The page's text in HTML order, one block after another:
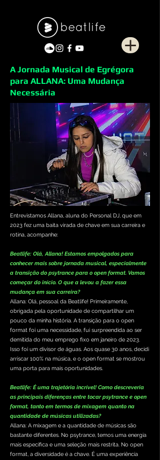
A Jornada Musical de Egrégora
para ALLANA: Uma Mudança
Necessária
Entrevistamos Allana, aluna do Personal DJ, que em
2023 fez uma baita virada de chave em sua carreira e
rotina, acompanhe:
Beatlife: Olá, Allana! Estamos empolgados para
conhecer mais sobre jornada musical, especialmente
a transição do psytrance para o open format. Vamos
começar do início. O que a levou a fazer essa
mudança em sua carreira?
Allana: Olá, pessoal da Beatlife! Primeiramente,
obrigada pela oportunidade de compartilhar um
pouco da minha história. A transição para o open
format foi uma necessidade, fui surpreendida ao ser
demitida do meu emprego fixo em janeiro de 2023.
Isso foi um divisor de águas. Aos quase 30 anos, decidi
arriscar 100% na música, e o open format se mostrou
uma porta para mais oportunidades.
Beatlife: É uma trajetória incrível! Como descreveria
as principais diferenças entre tocar psytrance e open
format, tanto em termos de mixagem quanto na
quantidade de músicas utilizadas?
Allana: A mixagem e a quantidade de músicas são
bastante diferentes. No psytrance, temos uma energia
mais específica e uma seleção mais restrita. No open
format, a diversidade é a chave. É uma experiência